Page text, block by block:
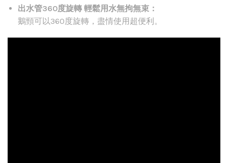
出水管360度旋轉 輕鬆用水無拘無束：
鵝頸可以360度旋轉，盡情使用超便利。